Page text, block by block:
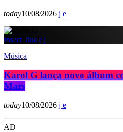
today10/08/2026
insert_link
Música
Karol G lança novo álbum
Mars
today10/08/2026
AD